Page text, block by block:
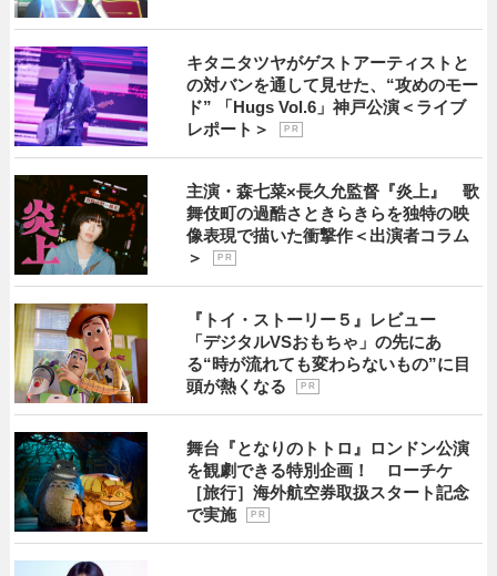
キタニタツヤがゲストアーティストと
の対バンを通して見せた、“攻めのモー
ド” 「Hugs Vol.6」神戸公演＜ライブ
レポート＞
P R
主演・森七菜×長久允監督『炎上』 歌
舞伎町の過酷さときらきらを独特の映
像表現で描いた衝撃作＜出演者コラム
＞
P R
『トイ・ストーリー５』レビュー
「デジタルVSおもちゃ」の先にあ
る“時が流れても変わらないもの”に目
頭が熱くなる
P R
舞台『となりのトトロ』ロンドン公演
を観劇できる特別企画！ ローチケ
［旅行］海外航空券取扱スタート記念
で実施
P R